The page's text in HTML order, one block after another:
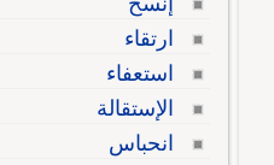
ارتقاء
استعفاء
الإستقالة
انحباس